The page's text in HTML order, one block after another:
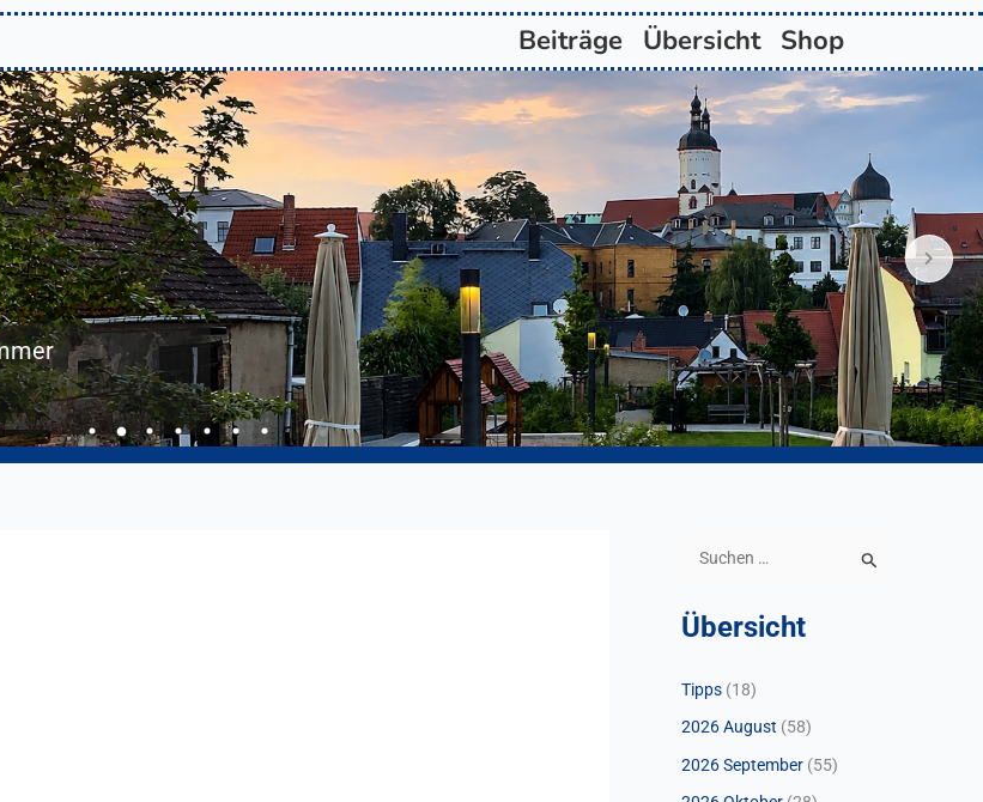
Beiträge Übersicht Shop
c
e
n
n
a
Übersicht
Tipps (18)
2026 August (58)
2026 September (55)